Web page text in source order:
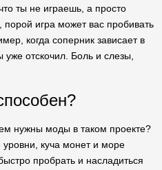
ты не играешь, а просто
игра может вас пробивать
когда соперник зависает в
уже отскочил. Боль и слезы,
нужны моды в таком проекте?
куча монет и море
пробрать и насладиться